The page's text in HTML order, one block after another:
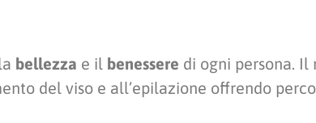
bellezza e il benessere di ogni persona. Il
del viso e all’epilazione offrendo